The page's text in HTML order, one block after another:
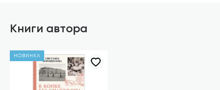
Книги автора
НОВИНКА